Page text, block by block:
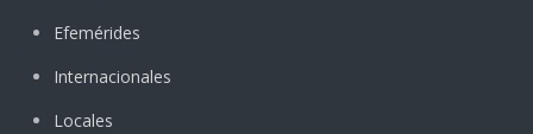
Efemérides
Internacionales
Locales